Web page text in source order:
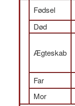
Fødsel
Død
Ægteskab
Far
Mor